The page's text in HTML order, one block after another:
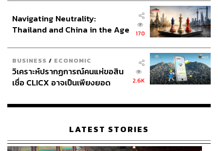
Navigating Neutrality:
Thailand and China in the Age
170
BUSINESS / ECONOMIC
วิเคราะห์ปรากฏการณ์คนแห่ขอสิน
เชื่อ CLICX อาจเป็นเพียงยอด
เรือนไทยที่ถูกซุกไว้
2.6K
LATEST STORIES